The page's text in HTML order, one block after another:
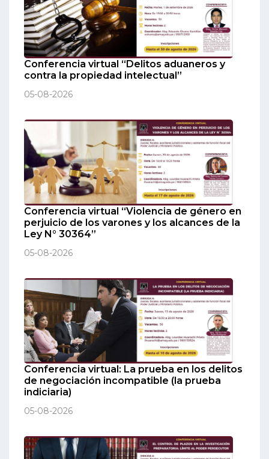
Conferencia virtual “Delitos aduaneros y
contra la propiedad intelectual”
05-08-2026
Conferencia virtual “Violencia de género en
perjuicio de los varones y los alcances de la
Ley N° 30364”
05-08-2026
Conferencia virtual: La prueba en los delitos
de negociación incompatible (la prueba
indiciaria)
05-08-2026